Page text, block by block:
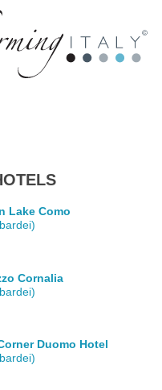
Lake Como
Cornalia
Duomo Hotel